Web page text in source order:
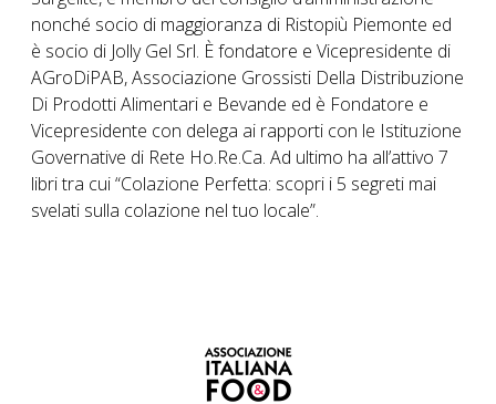
nonché socio di maggioranza di Ristopiù Piemonte ed
è socio di Jolly Gel Srl. È fondatore e Vicepresidente di
AGroDiPAB, Associazione Grossisti Della Distribuzione
Di Prodotti Alimentari e Bevande ed è Fondatore e
Vicepresidente con delega ai rapporti con le Istituzione
Governative di Rete Ho.Re.Ca. Ad ultimo ha all’attivo 7
libri tra cui “Colazione Perfetta: scopri i 5 segreti mai
svelati sulla colazione nel tuo locale”.